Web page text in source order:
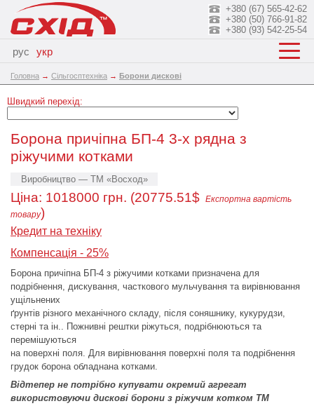
рус укр
+380 (67) 565-42-62
+380 (50) 766-91-82
+380 (93) 542-25-54
Головна → Сільгосптехніка → Борони дискові
Швидкий перехід:
Борона причіпна БП-4 3-х рядна з
ріжучими котками
Виробництво — ТМ «Восход»
Ціна: 1018000 грн. (20775.51$ Експортна вартість
товару)
Кредит на техніку
Компенсація - 25%
Борона причіпна БП-4 з ріжучими котками призначена для
подрібнення, дискування, часткового мульчування та вирівнювання
ущільнених
ґрунтів різного механічного складу, після соняшнику, кукурудзи,
стерні та ін.. Пожнивні рештки ріжуться, подрібнюються та
перемішуються
на поверхні поля. Для вирівнювання поверхні поля та подрібнення
грудок борона обладнана котками.
Відтепер не потрібно купувати окремий агрегат
використовуючи дискові борони з ріжучим котком ТМ